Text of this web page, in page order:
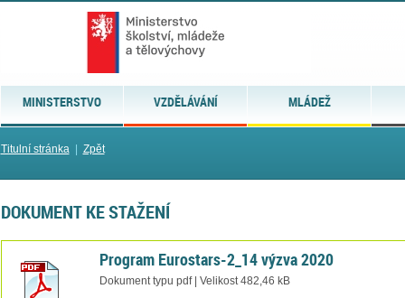
MINISTERSTVO VZDĚLÁVÁNÍ MLÁDEŽ
Titulní stránka| Zpět
DOKUMENT KE STAŽENÍ
Program Eurostars-2_14 výzva 2020
Dokument typu pdf | Velikost 482,46 kB